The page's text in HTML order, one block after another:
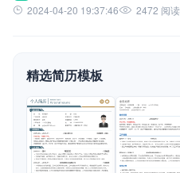
AI 翻译简历
AI 模拟面试
面试自我介绍
AI 职场工具 New
简历模板
2024-04-20 19:37:46
2472 阅读
精选简历模板